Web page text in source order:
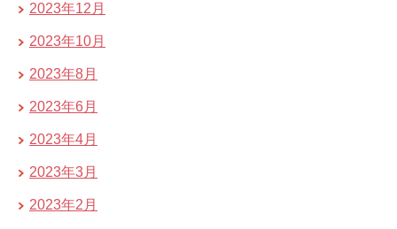
2023年12月
2023年10月
2023年8月
2023年6月
2023年4月
2023年3月
2023年2月